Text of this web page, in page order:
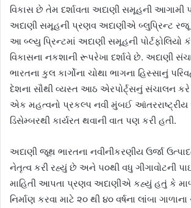
વિકાસ છે તેમ દર્શાવતા અદાણી સમૂહની આગામી
અદાણી સમૂહની પ્રણવ અદાણીએ બ્લુપ્રિન્ટ
આ બ્લ્યુ પ્રિન્ટમાં અદાણી સમૂહની પોર્ટફોલિયો
વિકાસના નકશાની રૂપરેખા દર્શાવે છે. અદાણી
ભારતના કુલ કાર્ગોના ચોથા ભાગના હિસ્સાનું
દેશના સૌથી વ્યસ્ત આઠ એરપોર્ટ્સનું સંચાલન
એક મહત્વનો પ્રકલ્પ નવી મુંબઈ આંતરરાષ્ટ્રીય
ડિસેમ્બરથી કાર્યરત થવાની વાત પણ કરી હતી.
અદાણી જૂથ ભારતના નવીનીકરણીય ઉર્જા
નેતૃત્વ કરી રહ્યું છે અને ૫૦થી વધુ ગીગાવોટની
માહિતી આપતા પ્રણવ અદાણીએ કહ્યું હતું કે
નિર્માણ કરવા માટે ૨૦ થી ૪૦ વર્ષના લાંબા